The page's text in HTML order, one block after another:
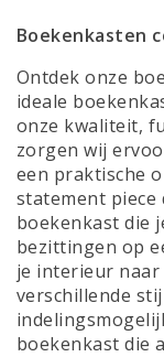
Boekenkasten
Ontdek onze
ideale
onze kwaliteit,
zorgen wij
een praktische
statement piece
boekenkast die
bezittingen op
je interieur
verschillende
boekenkast die